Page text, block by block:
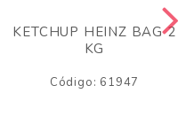
KETCHUP HEINZ BAG 2
KG
Código: 61947